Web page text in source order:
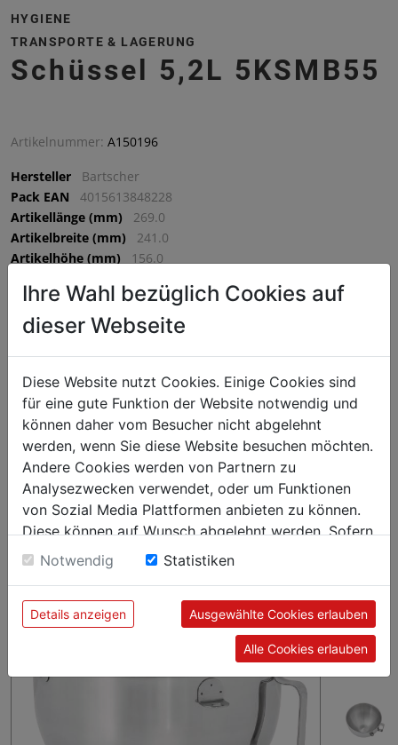
HYGIENE
TRANSPORTE & LAGERUNG
Schüssel 5,2L 5KSMB55
Artikelnummer: A150196
Hersteller
Bartscher
Pack EAN
4015613848228
Artikellänge (mm)
269.0
Artikelbreite (mm)
241.0
Artikelhöhe (mm)
156.0
exkl. MwSt. (€ 197,10 inkl. MwSt.) zzgl.Versandkosten
Lieferzeit: 5-7 Werktage
^
^
IN DEN WARENKORB
Die robuste Edelstahl-Rührschüssel 5KSMB55 mit 5,2 Litern
Fassungsvermögen ist ausgelegt für die Küchenmaschine
KitchenAid 5KSM55SXX.
Ihre Wahl bezüglich Cookies auf
dieser Webseite
Diese Website nutzt Cookies. Einige Cookies sind
für eine gute Funktion der Website notwendig und
können daher vom Besucher nicht abgelehnt
werden, wenn Sie diese Website besuchen möchten.
Andere Cookies werden von Partnern zu
Analysezwecken verwendet, oder um Funktionen
von Sozial Media Plattformen anbieten zu können.
Diese können auf Wunsch abgelehnt werden. Sofern
sie unsere Webseite weiter nutzen, geben Sie
Einwilligung zu unseren Cookies.
Notwendig Statistiken
Details anzeigen Ausgewählte Cookies erlauben
Alle Cookies erlauben